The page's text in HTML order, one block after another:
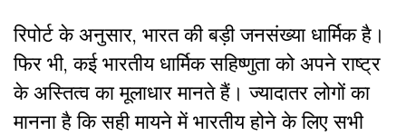
रिपोर्ट के अनुसार, भारत की बड़ी जनसंख्या धार्मिक है।
फिर भी,कई भारतीय धार्मिक सहिष्णुता को अपने राष्ट्र
के अस्तित्व का मूलाधार मानते हैं। ज्यादातर लोगों का
मानना ​​है कि सही मायने में भारतीय होने के लिए सभी